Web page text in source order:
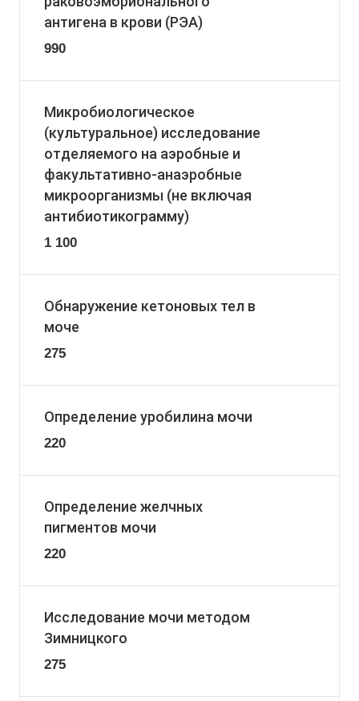
антигена в крови (РЭА)
990
Микробиологическое
(культуральное) исследование
отделяемого на аэробные и
факультативно-анаэробные
микроорганизмы (не включая
антибиотикограмму)
1 100
Обнаружение кетоновых тел в
моче
275
Определение уробилина мочи
220
Определение желчных
пигментов мочи
220
Исследование мочи методом
Зимницкого
275